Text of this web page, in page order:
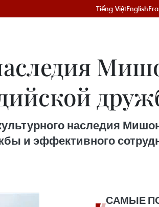
Tiếng ViệtEnglish
наследия
и эффективного
САМЫЕ